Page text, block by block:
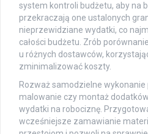
system kontroli budżetu, aby na
przekraczają one ustalonych
nieprzewidziane wydatki, co
całości budżetu. Zrób
u różnych dostawców,
zminimalizować koszty.
Rozważ samodzielne
malowanie czy montaż
wydatki na robociznę.
wcześniejsze zamawianie